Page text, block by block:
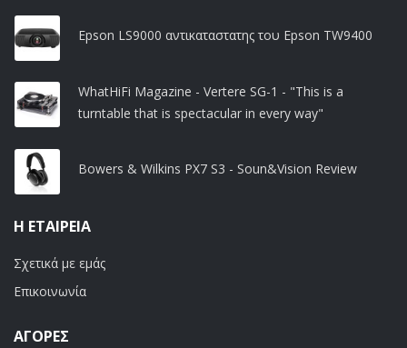
Epson LS9000 αντικαταστατης του Epson TW9400
WhatHiFi Magazine - Vertere SG-1 - "This is a
turntable that is spectacular in every way"
Bowers & Wilkins PX7 S3 - Soun&Vision Review
Η ΕΤΑΙΡΕΊΑ
Σχετικά με εμάς
Επικοινωνία
ΑΓΟΡΈΣ